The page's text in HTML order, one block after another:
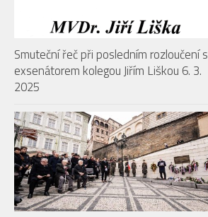
Smuteční řeč při posledním rozloučení s
exsenátorem kolegou Jiřím Liškou 6. 3.
2025